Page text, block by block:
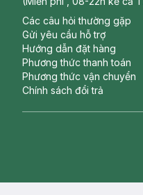
Các câu hỏi thường gặp
Gửi yêu cầu hỗ trợ
Hướng dẫn đặt hàng
Phương thức thanh toán
Phương thức vận chuyển
Chính sách đổi trả